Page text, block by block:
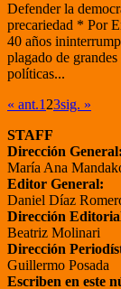
Defender la
precariedad * Por
40 años
plagado de
políticas...
« ant.1 23sig. »
STAFF
Dirección General:
María Ana
Editor General:
Daniel Díaz
Dirección
Beatriz Molinari
Dirección
Guillermo Posada
Escriben en este